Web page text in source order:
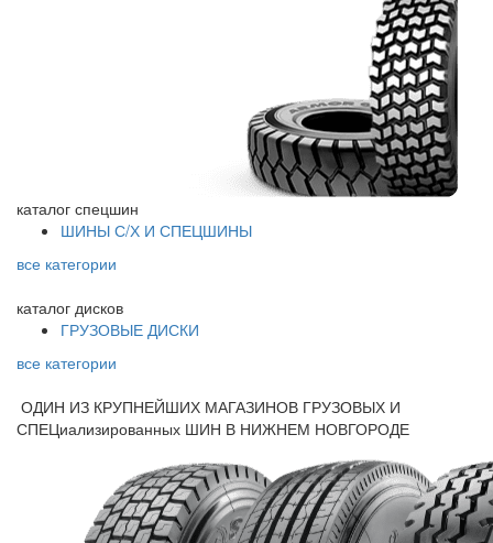
каталог спецшин
ШИНЫ С/Х И СПЕЦШИНЫ
все категории
каталог дисков
ГРУЗОВЫЕ ДИСКИ
все категории
ОДИН ИЗ КРУПНЕЙШИХ МАГАЗИНОВ ГРУЗОВЫХ И
СПЕЦиализированных ШИН В НИЖНЕМ НОВГОРОДЕ